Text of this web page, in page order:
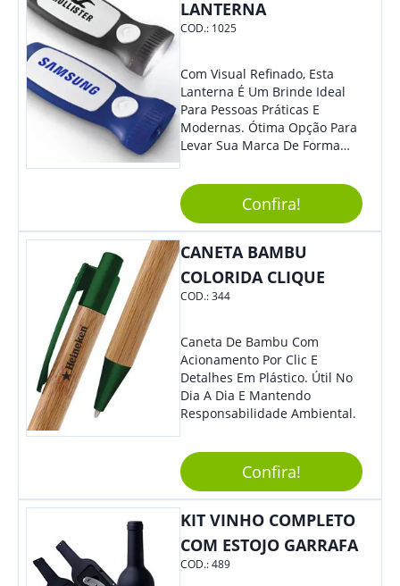
LANTERNA
COD.: 1025
Com Visual Refinado, Esta
Lanterna É Um Brinde Ideal
Para Pessoas Práticas E
Modernas. Ótima Opção Para
Levar Sua Marca De Forma
Sua Empresa Em Eventos,
Reuniões Corporativas Ou Até
Mesmo Para Presentear
Colaboradores E Parceiros De
Sua Empresa.
Confira!
CANETA BAMBU
COLORIDA CLIQUE
COD.:344
Caneta De Bambu Com
Acionamento Por Clic E
Detalhes Em Plástico. Útil No
Dia A Dia E Mantendo
Responsabilidade Ambiental.
Confira!
KIT VINHO COMPLETO
COM ESTOJO GARRAFA
COD.:489